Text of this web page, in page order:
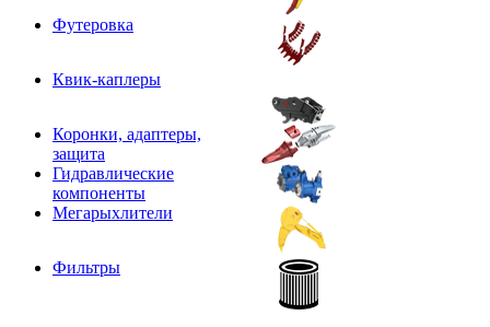
Футеровка
Квик-каплеры
Коронки, адаптеры,
защита
Гидравлические
компоненты
Мегарыхлители
Фильтры